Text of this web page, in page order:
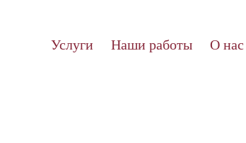
Услуги Наши работы О нас